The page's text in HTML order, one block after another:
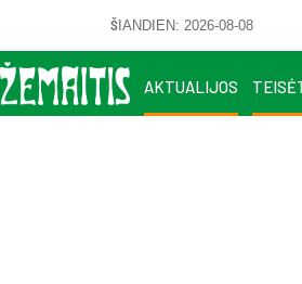
ŠIANDIEN: 2026-08-08
AKTUALIJOS